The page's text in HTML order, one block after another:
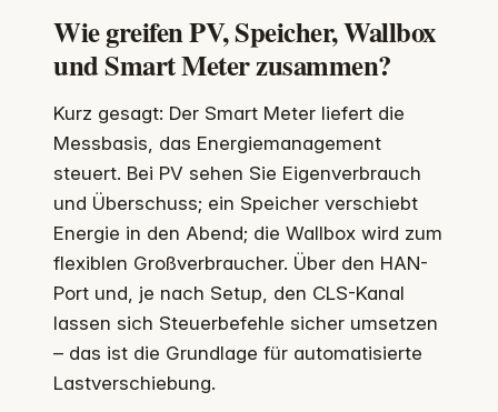
Wie greifen PV, Speicher, Wallbox
und Smart Meter zusammen?
Kurz gesagt: Der Smart Meter liefert die
Messbasis, das Energiemanagement
steuert. Bei PV sehen Sie Eigenverbrauch
und Überschuss; ein Speicher verschiebt
Energie in den Abend; die Wallbox wird zum
flexiblen Großverbraucher. Über den HAN-
Port und, je nach Setup, den CLS-Kanal
lassen sich Steuerbefehle sicher umsetzen
– das ist die Grundlage für automatisierte
Lastverschiebung.